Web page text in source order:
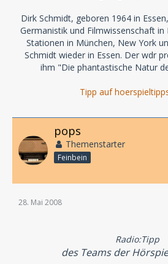
Dirk Schmidt, geboren 1964 in
Germanistik und Filmwissenschaft
Stationen in München, New York
Schmidt wieder in Essen. Der wdr
ihm "Die phantastische Natur
Tipp auf
pops
Themenstarter
Feinbein
28. Mai 2008
Radio:Tipp
des Teams der